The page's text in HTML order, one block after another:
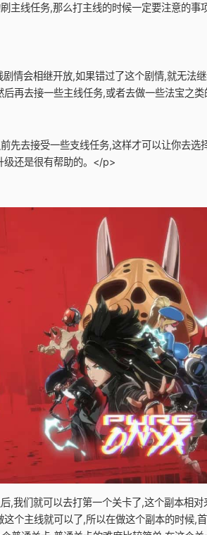
主线任务,那么打主线的时候一定要注意的事
情会相继开放,如果错过了这个剧情,就无法
后再去接一些主线任务,或者去做一些法宝之
先去接受一些支线任务,这样才可以让你去选
级还是很有帮助的。</p>
,我们就可以去打第一个关卡了,这个副本相
这个主线就可以了,所以在做这个副本的时候,